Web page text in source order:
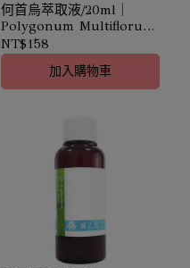
何首烏萃取液/20ml｜
Polygonum Multiflorum
Root Extract｜滋養髮質
NT$158
加入購物車